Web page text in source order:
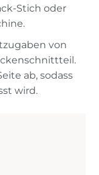
Stich oder
von
ab, sodass
wird.